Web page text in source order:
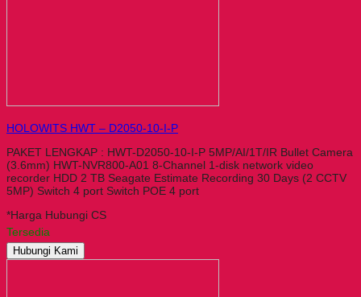
HOLOWITS HWT – D2050-10-I-P
PAKET LENGKAP : HWT-D2050-10-I-P 5MP/AI/1T/IR Bullet Camera
(3.6mm) HWT-NVR800-A01 8-Channel 1-disk network video
recorder HDD 2 TB Seagate Estimate Recording 30 Days (2 CCTV
5MP) Switch 4 port Switch POE 4 port
*Harga Hubungi CS
Tersedia
Hubungi Kami